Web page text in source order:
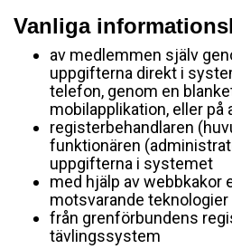
Vanliga
av medlemmen själv
uppgifterna direkt i
telefon, genom en
mobilapplikation, eller på
registerbehandlaren
funktionären
uppgifterna i systemet
med hjälp av webbkakor
motsvarande teknologier
från grenförbundens
tävlingssystem